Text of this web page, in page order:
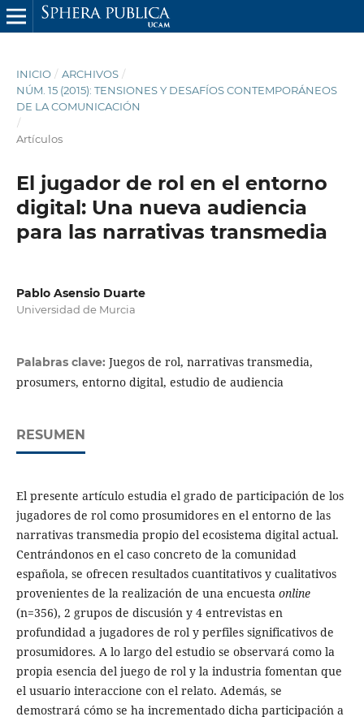
INICIO / ARCHIVOS /
NÚM. 15 (2015): TENSIONES Y DESAFÍOS CONTEMPORÁNEOS
DE LA COMUNICACIÓN
/
Artículos
El jugador de rol en el entorno
digital: Una nueva audiencia
para las narrativas transmedia
Pablo Asensio Duarte
Universidad de Murcia
Palabras clave: Juegos de rol, narrativas transmedia,
prosumers, entorno digital, estudio de audiencia
RESUMEN
El presente artículo estudia el grado de participación de los
jugadores de rol como prosumidores en el entorno de las
narrativas transmedia propio del ecosistema digital actual.
Centrándonos en el caso concreto de la comunidad
española, se ofrecen resultados cuantitativos y cualitativos
provenientes de la realización de una encuesta online
(n=356), 2 grupos de discusión y 4 entrevistas en
profundidad a jugadores de rol y perfiles significativos de
prosumidores. A lo largo del estudio se observará como la
propia esencia del juego de rol y la industria fomentan que
el usuario interaccione con el relato. Además, se
demostrará cómo se ha incrementado dicha participación a